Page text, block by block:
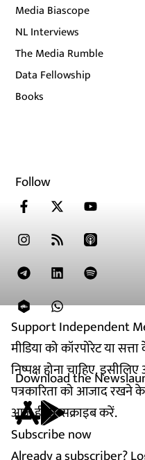
Support Independent
मीडिया को कॉरपोरेट या
निष्पक्ष होना चाहिए.
पत्रकारिता को आजाद
आज ही सब्सक्राइब करें.
Subscribe now
Media Biascope
NL Interviews
The Media Rumble
Data Fellowship
Books
Follow
Download the